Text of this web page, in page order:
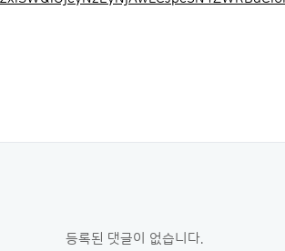
등록된 댓글이 없습니다.